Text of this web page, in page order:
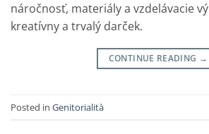
náročnosť, materiály a vzdelávacie
kreatívny a trvalý darček.
CONTINUE READING →
Posted in Genitorialità